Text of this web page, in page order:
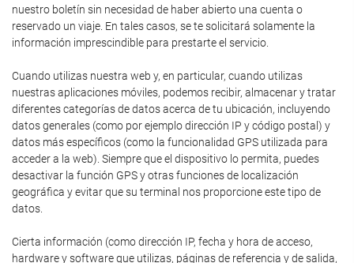
nuestro boletín sin necesidad de haber abierto una cuenta o
reservado un viaje. En tales casos, se te solicitará solamente la
información imprescindible para prestarte el servicio.
Cuando utilizas nuestra web y, en particular, cuando utilizas
nuestras aplicaciones móviles, podemos recibir, almacenar y tratar
diferentes categorías de datos acerca de tu ubicación, incluyendo
datos generales (como por ejemplo dirección IP y código postal) y
datos más específicos (como la funcionalidad GPS utilizada para
acceder a la web). Siempre que el dispositivo lo permita, puedes
desactivar la función GPS y otras funciones de localización
geográfica y evitar que su terminal nos proporcione este tipo de
datos.
Cierta información (como dirección IP, fecha y hora de acceso,
hardware y software que utilizas, páginas de referencia y de salida,